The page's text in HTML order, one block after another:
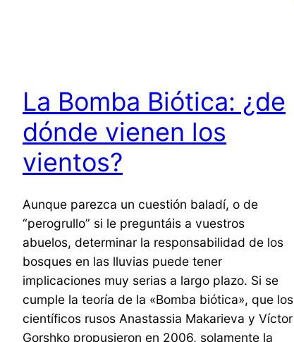
La Bomba Biótica: ¿de
dónde vienen los
vientos?
Aunque parezca un cuestión baladí, o de
“perogrullo” si le preguntáis a vuestros
abuelos, determinar la responsabilidad de los
bosques en las lluvias puede tener
implicaciones muy serias a largo plazo. Si se
cumple la teoría de la «Bomba biótica», que los
científicos rusos Anastassia Makarieva y Víctor
Gorshko propusieron en 2006, solamente la